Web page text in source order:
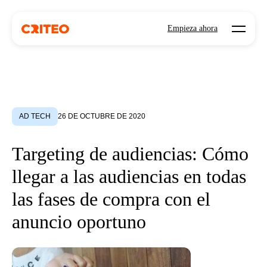
Empieza ahora Open
AD TECH 26 DE OCTUBRE DE 2020
Targeting de audiencias: Cómo
llegar a las audiencias en todas
las fases de compra con el
anuncio oportuno